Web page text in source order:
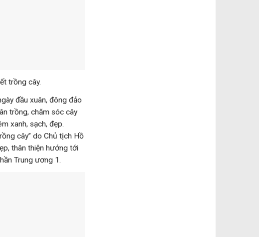
trồng cây.
đầu xuân, đông đảo
trồng, chăm sóc cây
xanh, sạch, đẹp.
cây” do Chủ tịch Hồ
thân thiện hướng tới
Trung ương 1.